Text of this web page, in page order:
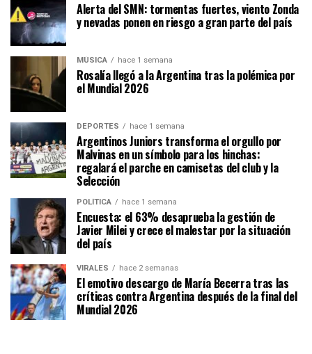
Alerta del SMN: tormentas fuertes, viento Zonda
y nevadas ponen en riesgo a gran parte del país
MÚSICA hace 1 semana
Rosalía llegó a la Argentina tras la polémica por
el Mundial 2026
DEPORTES hace 1 semana
Argentinos Juniors transforma el orgullo por
Malvinas en un símbolo para los hinchas:
regalará el parche en camisetas del club y la
Selección
POLÍTICA hace 1 semana
Encuesta: el 63% desaprueba la gestión de
Javier Milei y crece el malestar por la situación
del país
VIRALES hace 2 semanas
El emotivo descargo de María Becerra tras las
críticas contra Argentina después de la final del
Mundial 2026